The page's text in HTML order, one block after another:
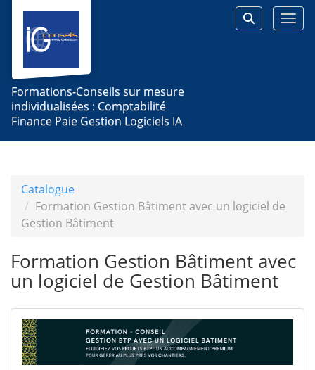
Aller au menu principal
Aller au contenu principal
Personnaliser l'interface
Formations-Conseils sur mesure
individualisées : Comptabilité
Finance Paie Gestion Logiciels IA
Catalogue
Formation Gestion Bâtiment avec un logiciel de
Gestion Bâtiment
Formation Gestion Bâtiment avec
un logiciel de Gestion Bâtiment